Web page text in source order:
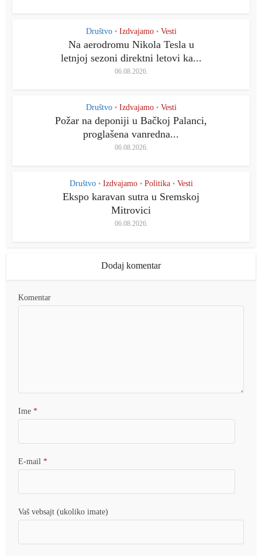
Društvo • Izdvajamo • Vesti
Na aerodromu Nikola Tesla u
letnjoj sezoni direktni letovi ka...
06.08.2026.
Društvo • Izdvajamo • Vesti
Požar na deponiji u Bačkoj Palanci,
proglašena vanredna...
06.08.2026.
Društvo • Izdvajamo • Politika • Vesti
Ekspo karavan sutra u Sremskoj
Mitrovici
06.08.2026.
Dodaj komentar
Komentar
Ime*
E-mail*
Vaš vebsajt (ukoliko imate)